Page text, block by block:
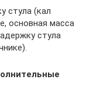
стула (кал
основная масса
стула